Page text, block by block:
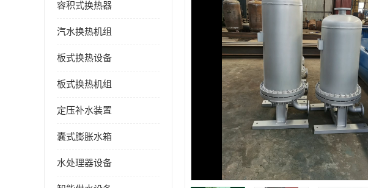
容积式换热器
汽水换热机组
板式换热设备
板式换热机组
定压补水装置
囊式膨胀水箱
水处理器设备